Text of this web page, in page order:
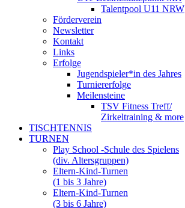
Talentpool U11 NRW
Förderverein
Newsletter
Kontakt
Links
Erfolge
Jugendspieler*in des Jahres
Turniererfolge
Meilensteine
TSV Fitness Treff/
Zirkeltraining & more
TISCHTENNIS
TURNEN
Play School -Schule des Spielens
(div. Altersgruppen)
Eltern-Kind-Turnen
(1 bis 3 Jahre)
Eltern-Kind-Turnen
(3 bis 6 Jahre)